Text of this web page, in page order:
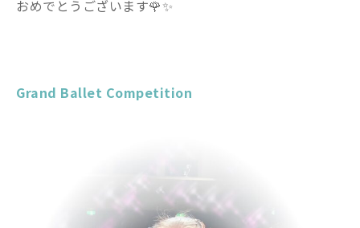
おめでとうございます🌹✨
Grand Ballet Competition